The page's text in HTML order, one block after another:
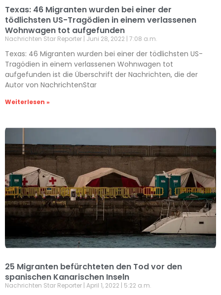
Texas: 46 Migranten wurden bei einer der
tödlichsten US-Tragödien in einem verlassenen
Wohnwagen tot aufgefunden
Nachrichten Star Reporter Juni 28, 2022 7:08 a.m.
Texas: 46 Migranten wurden bei einer der tödlichsten US-
Tragödien in einem verlassenen Wohnwagen tot
aufgefunden ist die Überschrift der Nachrichten, die der
Autor von NachrichtenStar
Weiterlesen »
25 Migranten befürchteten den Tod vor den
spanischen Kanarischen Inseln
Nachrichten Star Reporter April 1, 2022 5:22 a.m.